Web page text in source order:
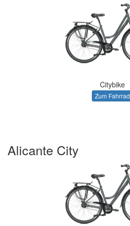
Citybike
Zum Fahrrad
Alicante City